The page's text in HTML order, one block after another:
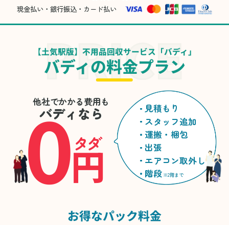
現金払い・銀行振込・カード払い
【土気駅版】不用品回収サービス「バディ」
バディの料金プラン
他社でかかる費用も
バディなら
0円
タダ
見積もり
スタッフ追加
運搬・梱包
出張
エアコン取外し
階段 ※2階まで
お得なパック料金